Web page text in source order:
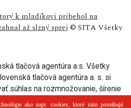
k mladíkovi pribehol na
až slzný sprej © SITA Všetky
tlačová agentúra a.s. Všetky
tlačová agentúra a. s. si
súhlas na rozmnožovanie, šírenie